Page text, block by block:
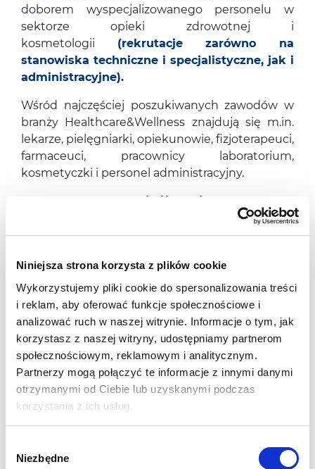
Niniejsza strona korzysta z plików cookie
Wykorzystujemy pliki cookie do spersonalizowania treści
i reklam, aby oferować funkcje społecznościowe i
analizować ruch w naszej witrynie. Informacje o tym, jak
korzystasz z naszej witryny, udostępniamy partnerom
społecznościowym, reklamowym i analitycznym.
Partnerzy mogą połączyć te informacje z innymi danymi
otrzymanymi od Ciebie lub uzyskanymi podczas
korzystania z ich usług.
zgody
Niezbędne
doborem wyspecjalizowanego personelu w
sektorze opieki zdrowotnej i
kosmetologii (rekrutacje zarówno na
stanowiska techniczne i specjalistyczne, jak i
administracyjne).
Wśród najczęściej poszukiwanych zawodów w
branży Healthcare&Wellness znajdują się m.in.
lekarze, pielęgniarki, opiekunowie, fizjoterapeuci,
farmaceuci, pracownicy laboratorium,
kosmetyczki i personel administracyjny.
Nasze specjalizacje
PR i Marketing
Przemysł i produkcja
IT
Turystyka i gastronomia